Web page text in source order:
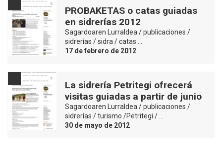
PROBAKETAS o catas guiadas
en sidrerías 2012
Sagardoaren Lurraldea / publicaciones /
sidrerías / sidra / catas …
17 de febrero de 2012
La sidrería Petritegi ofrecerá
visitas guiadas a partir de junio
Sagardoaren Lurraldea / publicaciones /
sidrerías / turismo /Petritegi / …
30 de mayo de 2012